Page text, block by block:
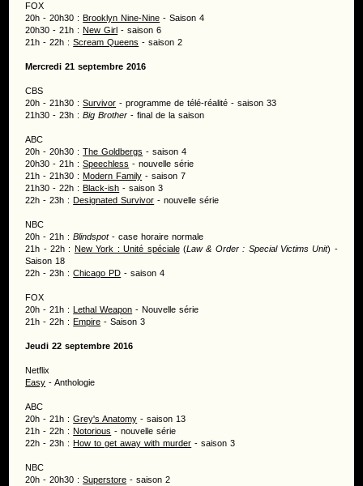
FOX
20h - 20h30 :Brooklyn Nine-Nine - Saison 4
20h30 - 21h :New Girl - saison 6
21h - 22h :Scream Queens - saison 2
Mercredi 21 septembre 2016
CBS
20h - 21h30 :Survivor - programme de télé-réalité - saison 33
21h30 - 23h :Big Brother - final de la saison
ABC
20h - 20h30 :The Goldbergs - saison 4
20h30 - 21h :Speechless - nouvelle série
21h - 21h30 :Modern Family - saison 7
21h30 - 22h :Black-ish - saison 3
22h - 23h :Designated Survivor - nouvelle série
NBC
20h - 21h :Blindspot- case horaire normale
21h - 22h : New York : Unité spéciale(Law & Order : Special Victims Unit) -
Saison 18
22h - 23h :Chicago PD - saison 4
FOX
20h - 21h :Lethal Weapon - Nouvelle série
21h - 22h :Empire - Saison 3
Jeudi 22 septembre 2016
Netflix
Easy - Anthologie
ABC
20h - 21h :Grey's Anatomy - saison 13
21h - 22h :Notorious - nouvelle série
22h - 23h :How to get away with murder - saison 3
NBC
20h - 20h30 :Superstore - saison 2